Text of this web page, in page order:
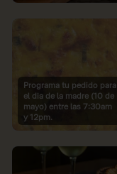
Programa tu pedido para
el dia de la madre (10 de
mayo) entre las 7:30am
y 12pm.